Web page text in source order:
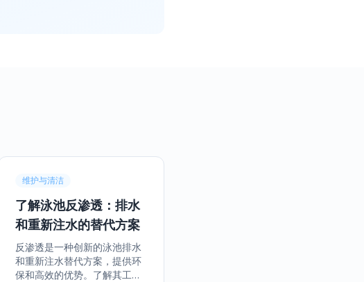
维护与清洁
了解泳池反渗透：排水
和重新注水的替代方案
反渗透是一种创新的泳池排水
和重新注水替代方案，提供环
保和高效的优势。了解其工作